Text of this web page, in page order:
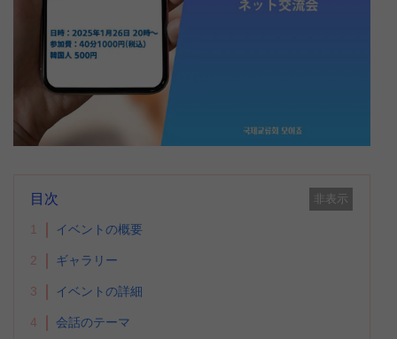
目次 非表示
1 イベントの概要
2 ギャラリー
3 イベントの詳細
4 会話のテーマ